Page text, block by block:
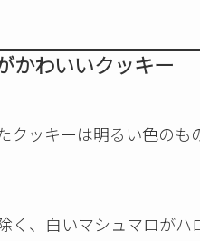
かわいいクッキー
クッキーは明るい色の
く、白いマシュマロが